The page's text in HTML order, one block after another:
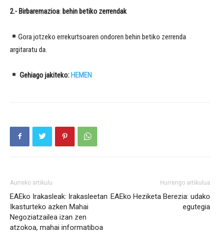
2.- Birbaremazioa: behin betiko zerrendak
Gora jotzeko errekurtsoaren ondoren behin betiko zerrenda
argitaratu da.
Gehiago jakiteko: HEMEN
Aurreko artikulu
EAEko Irakasleak: Irakasleetan
Ikasturteko azken Mahai
Negoziatzailea izan zen
atzokoa, mahai informatiboa
Hurrengo artikulua
EAEko Heziketa Berezia: udako
egutegia